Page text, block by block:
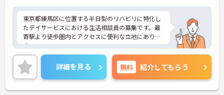
東京都練馬区に位置する半日型のリハビリに特化し
たデイサービスにおける生活相談員の募集です。最
寄駅より徒歩圏内とアクセスに便利な立地にありま
す。
日曜はお休みです。プライベートとのメリハリのあ
る働き方が可能です。ご利用者に寄り添ってサービ
スの提供を行っていただける方を募集しています。
ご興味のある方には、面接対策ポイントなど、さら
に詳細をご案内しますのでお気軽にご相談くださ
詳細を見る 無料 紹介してもらう